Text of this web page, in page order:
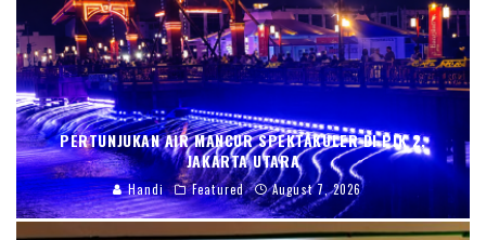
PERTUNJUKAN AIR MANCUR SPEKTAKULER DI PIK 2,
JAKARTA UTARA
Handi Featured August 7, 2026